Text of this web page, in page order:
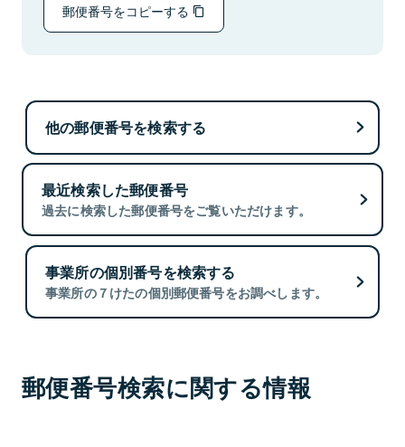
郵便番号をコピーする
他の郵便番号を検索する
最近検索した郵便番号
過去に検索した郵便番号をご覧いただけます。
事業所の個別番号を検索する
事業所の７けたの個別郵便番号をお調べします。
郵便番号検索に関する情報